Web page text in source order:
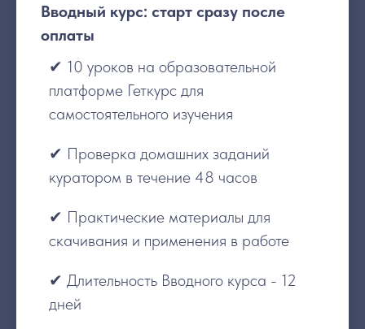
Вводный курс: старт сразу после
оплаты
✔ 10 уроков на образовательной
платформе Геткурс для
самостоятельного изучения
✔ Проверка домашних заданий
куратором в течение 48 часов
✔ Практические материалы для
скачивания и применения в работе
✔ Длительность Вводного курса - 12
дней